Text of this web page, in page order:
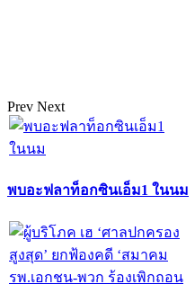
Prev Next
พบอะฟลาท็อกซินเอ็ม1 ในนม